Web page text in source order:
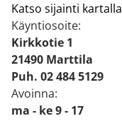
Katso sijainti kartalla
Käyntiosoite:
Kirkkotie 1
21490 Marttila
Puh. 02 484 5129
Avoinna:
ma - ke 9 - 17